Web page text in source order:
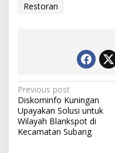
Restoran
Post
navigation
Previous post
Diskominfo Kuningan
Upayakan Solusi untuk
Wilayah Blankspot di
Kecamatan Subang